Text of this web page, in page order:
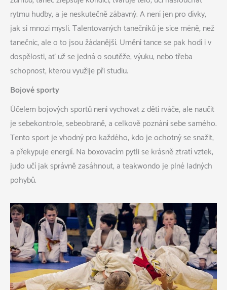
rytmu hudby, a je neskutečně zábavný. A není jen pro dívky,
jak si mnozí myslí. Talentovaných tanečníků je sice méně, než
tanečnic, ale o to jsou žádanější. Umění tance se pak hodí i v
dospělosti, ať už se jedná o soutěže, výuku, nebo třeba
schopnost, kterou využije při studiu.
Bojové sporty
Účelem bojových sportů není vychovat z dětí rváče, ale naučit
je sebekontrole, sebeobraně, a celkově poznání sebe samého.
Tento sport je vhodný pro každého, kdo je ochotný se snažit,
a překypuje energií. Na boxovacím pytli se krásně ztratí vztek,
judo učí jak správně zasáhnout, a teakwondo je plné ladných
pohybů.